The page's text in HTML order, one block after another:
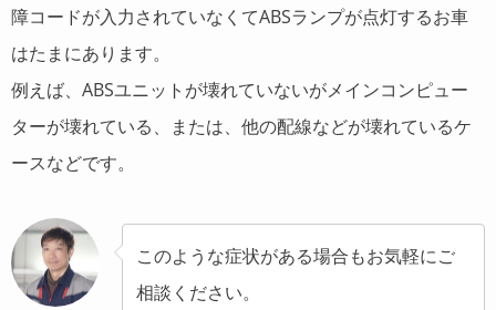
障コードが入力されていなくてABSランプが点灯するお車
はたまにあります。
例えば、ABSユニットが壊れていないがメインコンピュー
ターが壊れている、または、他の配線などが壊れているケ
ースなどです。
このような症状がある場合もお気軽にご
相談ください。